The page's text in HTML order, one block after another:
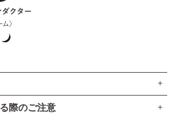
等異常のあるところには使用しないでく
際のご注意